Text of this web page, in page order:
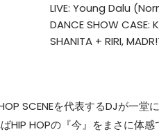
LIVE: Young Dalu
DANCE SHOW CASE:
SHANITA + RIRI,
SCENEを代表するDJが一堂
HIP HOPの『今』をまさに体感